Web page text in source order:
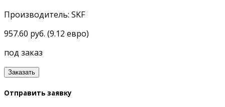
Производитель: SKF
957.60 руб. (9.12 евро)
под заказ
Заказать
Отправить заявку